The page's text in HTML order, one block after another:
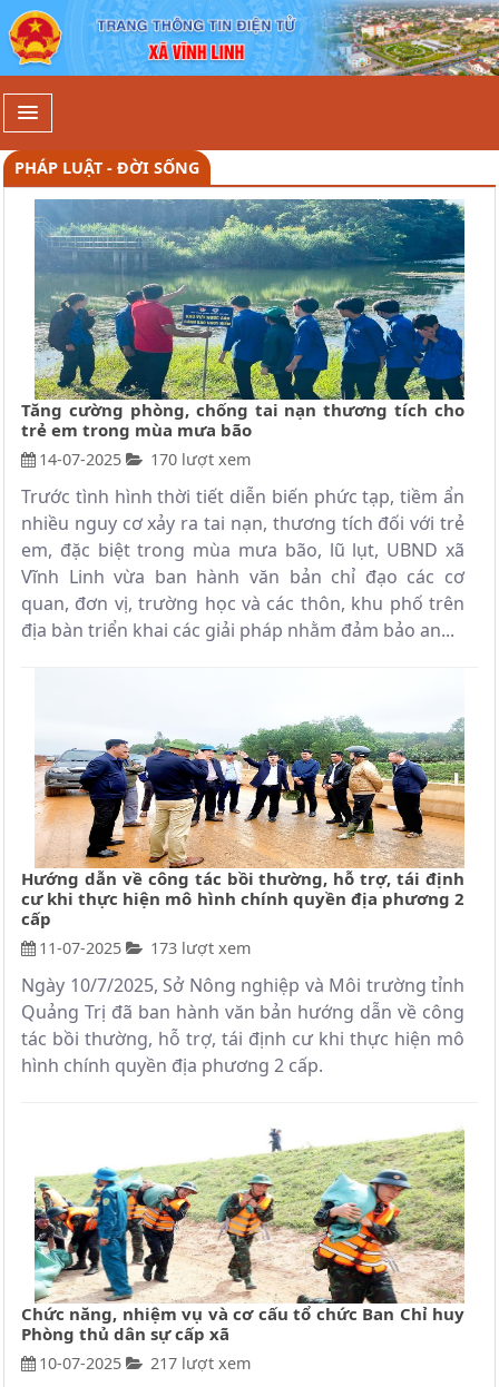
Pháp luật - Đời sống - Xã Vĩnh Linh
PHÁP LUẬT - ĐỜI SỐNG
Tăng cường phòng, chống tai nạn thương tích cho
trẻ em trong mùa mưa bão
14-07-2025 170 lượt xem
Trước tình hình thời tiết diễn biến phức tạp, tiềm ẩn
nhiều nguy cơ xảy ra tai nạn, thương tích đối với trẻ
em, đặc biệt trong mùa mưa bão, lũ lụt, UBND xã
Vĩnh Linh vừa ban hành văn bản chỉ đạo các cơ
quan, đơn vị, trường học và các thôn, khu phố trên
địa bàn triển khai các giải pháp nhằm đảm bảo an...
Hướng dẫn về công tác bồi thường, hỗ trợ, tái định
cư khi thực hiện mô hình chính quyền địa phương 2
cấp
11-07-2025 173 lượt xem
Ngày 10/7/2025, Sở Nông nghiệp và Môi trường tỉnh
Quảng Trị đã ban hành văn bản hướng dẫn về công
tác bồi thường, hỗ trợ, tái định cư khi thực hiện mô
hình chính quyền địa phương 2 cấp.
Chức năng, nhiệm vụ và cơ cấu tổ chức Ban Chỉ huy
Phòng thủ dân sự cấp xã
10-07-2025 217 lượt xem